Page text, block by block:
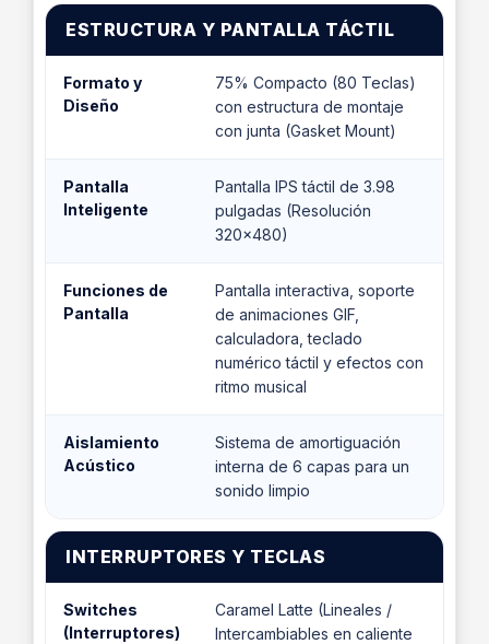
ESTRUCTURA Y PANTALLA TÁCTIL
Formato y
Diseño
75% Compacto (80 Teclas)
con estructura de montaje
con junta (Gasket Mount)
Pantalla
Inteligente
Pantalla IPS táctil de 3.98
pulgadas (Resolución
320x480)
Funciones de
Pantalla
Pantalla interactiva, soporte
de animaciones GIF,
calculadora, teclado
numérico táctil y efectos con
ritmo musical
Aislamiento
Acústico
Sistema de amortiguación
interna de 6 capas para un
sonido limpio
INTERRUPTORES Y TECLAS
Switches
(Interruptores)
Caramel Latte (Lineales /
Intercambiables en caliente